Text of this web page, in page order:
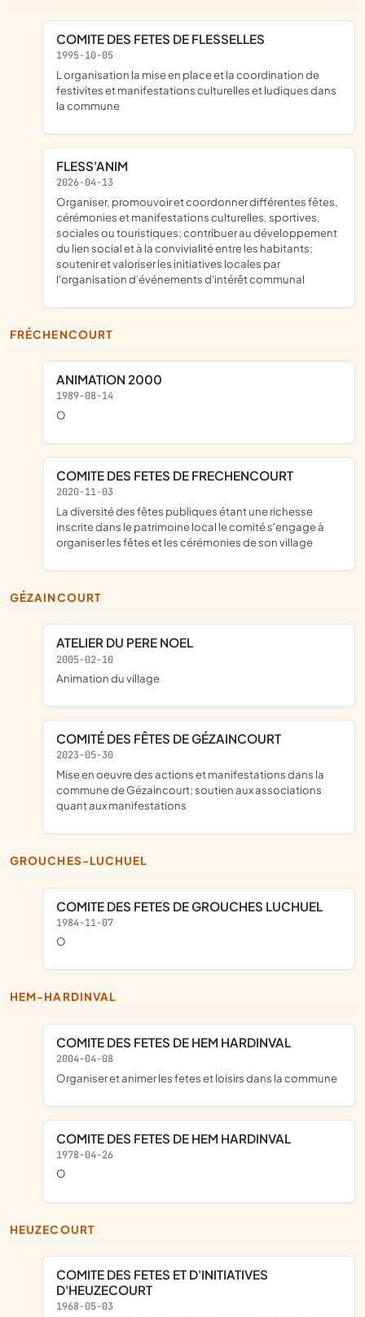
COMITE DES FETES DE FLESSELLES
1995-10-05
l organisation la mise en place et la coordination de
festivites et manifestations culturelles et ludiques dans
la commune
FLESS'ANIM
2026-04-13
organiser, promouvoir et coordonner différentes fêtes,
cérémonies et manifestations culturelles, sportives,
sociales ou touristiques; contribuer au développement
du lien social et à la convivialité entre les habitants;
soutenir et valoriser les initiatives locales par
l'organisation d'événements d'intérêt communal
FRÉCHENCOURT
ANIMATION 2000
1989-08-14
o
COMITE DES FETES DE FRECHENCOURT
2020-11-03
la diversité des fêtes publiques étant une richesse
inscrite dans le patrimoine local le comité s'engage à
organiser les fêtes et les cérémonies de son village
GÉZAINCOURT
ATELIER DU PERE NOEL
2005-02-10
Animation du village
COMITÉ DES FÊTES DE GÉZAINCOURT
2023-05-30
mise en oeuvre des actions et manifestations dans la
commune de Gézaincourt; soutien aux associations
quant aux manifestations
GROUCHES-LUCHUEL
COMITE DES FETES DE GROUCHES LUCHUEL
1984-11-07
o
HEM-HARDINVAL
COMITE DES FETES DE HEM HARDINVAL
2004-04-08
Organiser et animer les fetes et loisirs dans la commune
COMITE DES FETES DE HEM HARDINVAL
1978-04-26
o
HEUZECOURT
COMITE DES FETES ET D'INITIATIVES
D'HEUZECOURT
1968-05-03